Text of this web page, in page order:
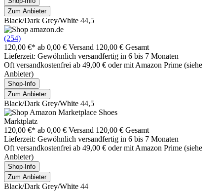
Zum Anbieter
Black/Dark Grey/White 44,5
(254)
120,00 €* ab 0,00 € Versand 120,00 € Gesamt
Lieferzeit: Gewöhnlich versandfertig in 6 bis 7 Monaten
Oft versandkostenfrei ab 49,00 € oder mit Amazon Prime (siehe
Anbieter)
Shop-Info
Zum Anbieter
Black/Dark Grey/White 44,5
Marktplatz
120,00 €* ab 0,00 € Versand 120,00 € Gesamt
Lieferzeit: Gewöhnlich versandfertig in 6 bis 7 Monaten
Oft versandkostenfrei ab 49,00 € oder mit Amazon Prime (siehe
Anbieter)
Shop-Info
Zum Anbieter
Black/Dark Grey/White 44